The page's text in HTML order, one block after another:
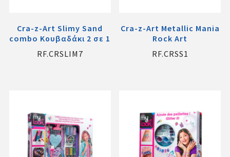
Cra-z-Art Slimy Sand
combo Κουβαδάκι 2 σε 1
RF.CRSLIM7
Cra-z-Art Metallic Mania
Rock Art
RF.CRSS1